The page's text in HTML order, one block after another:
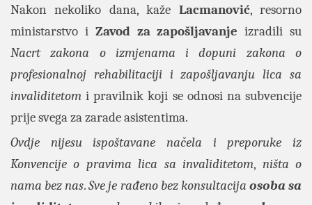
Nakon nekoliko dana, kaže Lacmanović, resorno
ministarstvo i Zavod za zapošljavanje izradili su
Nacrt zakona o izmjenama i dopuni zakona o
profesionalnoj rehabilitaciji i zapošljavanju lica sa
invaliditetom i pravilnik koji se odnosi na subvencije
prije svega za zarade asistentima.
Ovdje nijesu ispoštavane načela i preporuke iz
Konvencije o pravima lica sa invaliditetom, ništa o
nama bez nas.Sve je rađeno bez konsultacija osoba sa